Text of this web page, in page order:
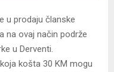
u prodaju članske
na ovaj način podrže
u Derventi.
košta 30 KM mogu